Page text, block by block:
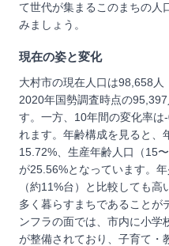
て世代が集まるこのまちの人
みましょう。
現在の姿と変化
大村市の現在人口は98,658人
2020年国勢調査時点の
す。一方、10年間の変化率は
れます。年齢構成を見ると、
15.72%、生産年齢人口（15
が25.56%となっています。
（約11%台）と比較しても
多く暮らすまちであることが
ンフラの面では、市内に小学
が整備されており、子育て・